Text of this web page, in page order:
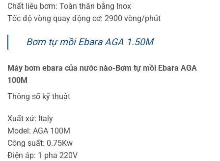
Chất liêu bơm: Toàn thân bằng Inox
Tốc độ vòng quay động cơ: 2900 vòng/phút
Bơm tự mồi Ebara AGA 1.50M
Máy bơm ebara của nước nào-Bơm tự mồi Ebara AGA
100M
Thông số kỹ thuật
Xuất xứ: Italy
Model: AGA 100M
Công suất: 0.75Kw
Điện áp: 1 pha 220V